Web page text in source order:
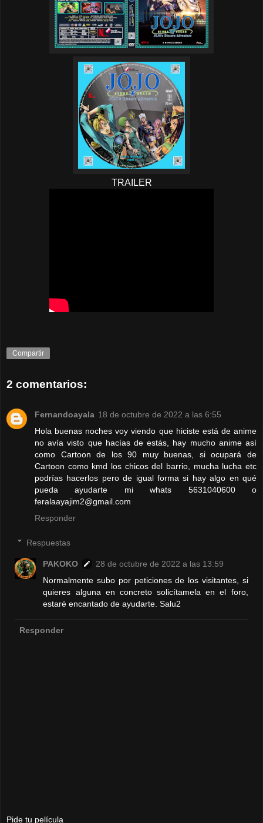
TRAILER
Compartir
2 comentarios:
Fernandoayala 18 de octubre de 2022 a las 6:55
Hola buenas noches voy viendo que hiciste está de anime
no avía visto que hacías de estás, hay mucho anime así
como Cartoon de los 90 muy buenas, si ocupará de
Cartoon como kmd los chicos del barrio, mucha lucha etc
podrías hacerlos pero de igual forma si hay algo en qué
pueda ayudarte mi whats 5631040600 o
feralaayajim2@gmail.com
Responder
Respuestas
PAKOKO
28 de octubre de 2022 a las 13:59
Normalmente subo por peticiones de los visitantes, si
quieres alguna en concreto solicítamela en el foro,
estaré encantado de ayudarte. Salu2
Responder
Pide tu película